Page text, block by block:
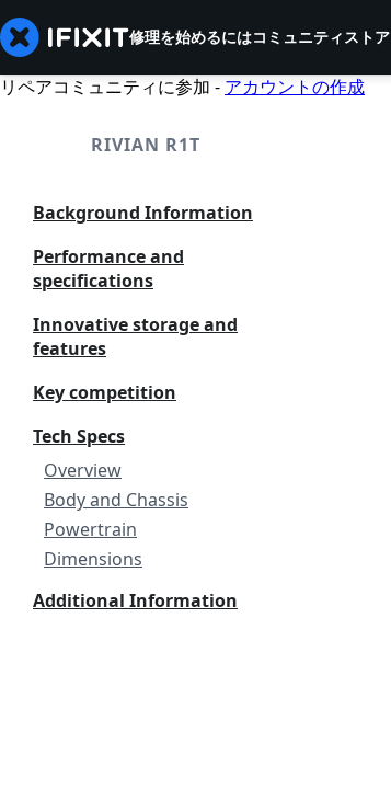
修理を始めるにはコミュニティストア
リペアコミュニティに参加 - アカウントの作成
RIVIAN R1T
Background Information
Performance and
specifications
Innovative storage and
features
Key competition
Tech Specs
Overview
Body and Chassis
Powertrain
Dimensions
Additional Information